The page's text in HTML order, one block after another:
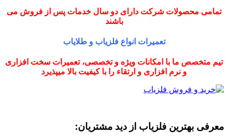
تمامی محصولات شرکت دارای دو سال خدمات پس از فروش می
باشند
تعمیرات انواع فلزیاب و طلایاب
تیم متخصص ما با امکانات ویژه و تخصصی، تعمیرات سخت افزاری
و نرم افزاری و ارتقاء را با کیفیت بالا میپذیرد
معرفی بهترین فلزیاب از دید مشتریان: